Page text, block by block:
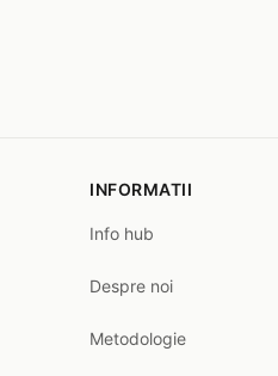
INFORMATII
Info hub
Despre noi
Metodologie